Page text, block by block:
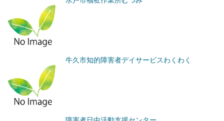
牛久市知的障害者デイサービスわくわく